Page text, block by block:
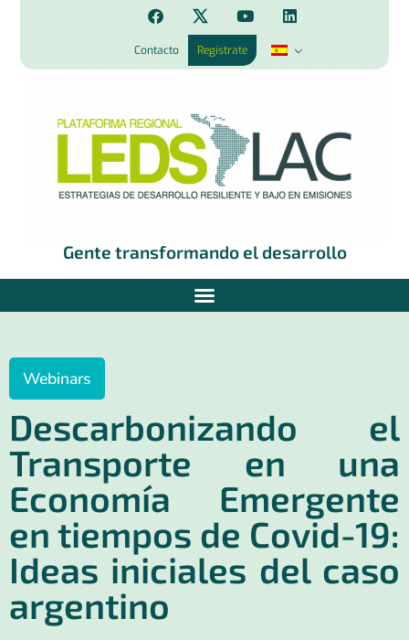
Contacto Regístrate
Gente transformando el desarrollo
Webinars
Descarbonizando el
Transporte en una
Economía Emergente
en tiempos de Covid-19:
Ideas iniciales del caso
argentino